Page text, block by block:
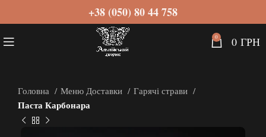
+38 (050) 80 44 758
0 0 ГРН
Головна Меню Доставки Гарячі страви
Паста Карбонара